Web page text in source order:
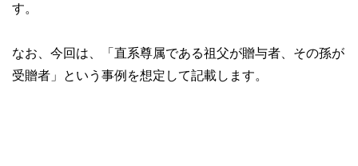
す。
なお、今回は、「直系尊属である祖父が贈与者、その孫が
受贈者」という事例を想定して記載します。